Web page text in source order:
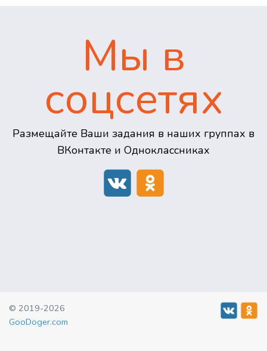
Мы в
соцсетях
Размещайте Ваши задания в наших группах в
ВКонтакте и Одноклассниках
© 2019-2026
GooDoger.com